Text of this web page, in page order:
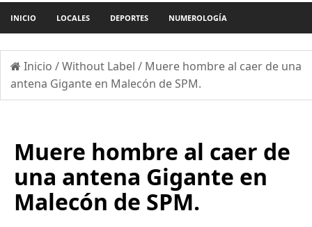
INICIO LOCALES DEPORTES NUMEROLOGÍA
Inicio /Without Label / Muere hombre al caer de una
antena Gigante en Malecón de SPM.
Muere hombre al caer de
una antena Gigante en
Malecón de SPM.